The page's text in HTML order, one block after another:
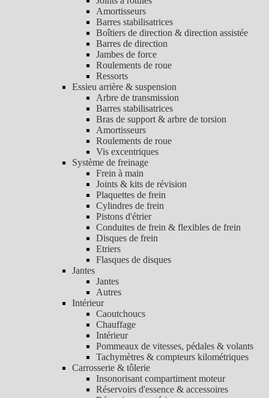
Amortisseurs
Barres stabilisatrices
Boîtiers de direction & direction assistée
Barres de direction
Jambes de force
Roulements de roue
Ressorts
Essieu arrière & suspension
Arbre de transmission
Barres stabilisatrices
Bras de support & arbre de torsion
Amortisseurs
Roulements de roue
Vis excentriques
Système de freinage
Frein à main
Joints & kits de révision
Plaquettes de frein
Cylindres de frein
Pistons d'étrier
Conduites de frein & flexibles de frein
Disques de frein
Etriers
Flasques de disques
Jantes
Jantes
Autres
Intérieur
Caoutchoucs
Chauffage
Intérieur
Pommeaux de vitesses, pédales & volants
Tachymètres & compteurs kilométriques
Carrosserie & tôlerie
Insonorisant compartiment moteur
Réservoirs d'essence & accessoires